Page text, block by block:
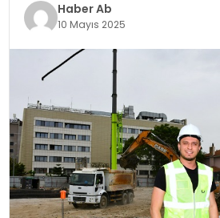
Haber Ab
10 Mayıs 2025